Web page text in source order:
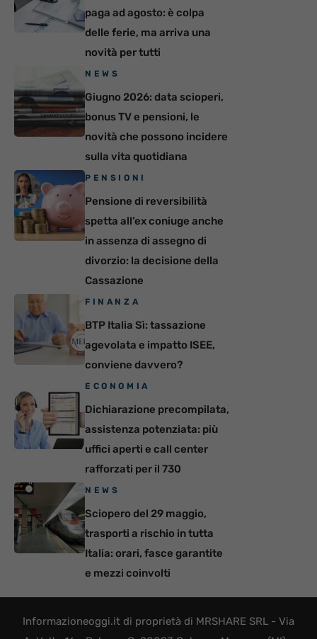
paga ad agosto: è colpa
delle ferie, ma arriva una
novità per tutti
NEWS
Giugno 2026: data scioperi,
bonus TV e pensioni, le
novità che possono incidere
sulla vita quotidiana
PENSIONI
Pensione di reversibilità
spetta all’ex coniuge anche
in assenza di assegno di
divorzio: la decisione della
Cassazione
FINANZA
BTP Italia Sì: tassazione
agevolata e impatto ISEE,
conviene davvero?
ECONOMIA
Dichiarazione precompilata,
assistenza potenziata: più
uffici aperti e call center
rafforzati per il 730
NEWS
Sciopero del 29 maggio,
trasporti a rischio in tutta
Italia: orari, fasce garantite
e mezzi coinvolti
Informazioneoggi.it di proprietà di MRSHARE SRL - Via